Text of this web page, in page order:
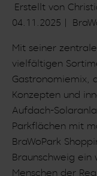
Erstellt von
04.11.2025 |
Mit seiner
vielfältigen
Gastronomiemix,
Konzepten und
Aufdach-
Parkflächen mit
BraWoPark
Braunschweig
Menschen der